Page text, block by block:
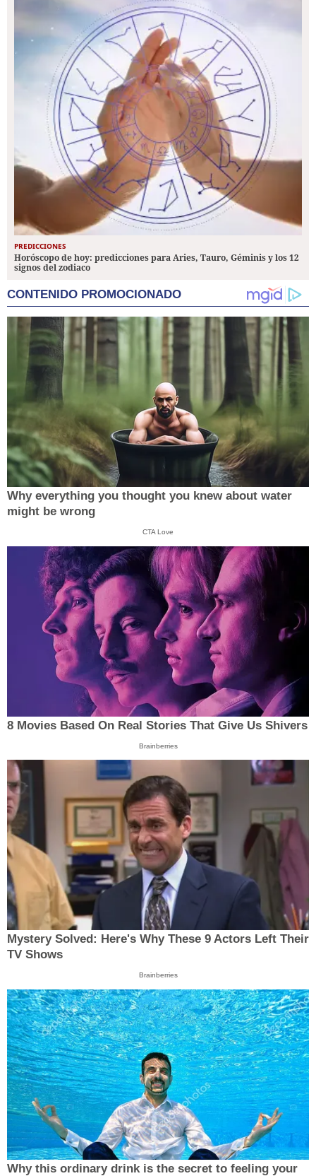
PREDICCIONES
Horóscopo de hoy: predicciones para Aries, Tauro, Géminis y los 12
signos del zodiaco
CONTENIDO PROMOCIONADO
Why everything you thought you knew about water
might be wrong
CTA Love
8 Movies Based On Real Stories That Give Us Shivers
Brainberries
Mystery Solved: Here's Why These 9 Actors Left Their
TV Shows
Brainberries
Why this ordinary drink is the secret to feeling your